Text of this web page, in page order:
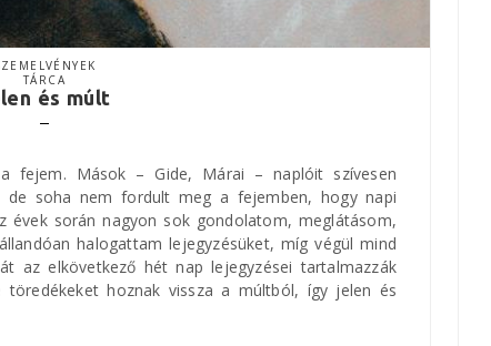
TÁRCA
és múlt
fejem. Mások – Gide, Márai – naplóit szívesen
soha nem fordult meg a fejemben, hogy napi
évek során nagyon sok gondolatom, meglátásom,
halogattam lejegyzésüket, míg végül mind
az elkövetkező hét nap lejegyzései tartalmazzák
hoznak vissza a múltból, így jelen és